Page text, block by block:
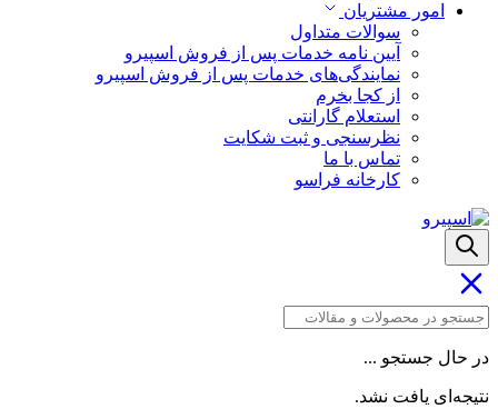
امور مشتریان
سوالات متداول
آیین نامه خدمات پس از فروش اسپیرو
نمایندگی‌های خدمات پس از فروش اسپیرو
از کجا بخرم
استعلام گارانتی
نظرسنجی و ثبت شکایت
تماس با ما
کارخانه فراسو
در حال جستجو ...
نتیجه‌ای یافت نشد.